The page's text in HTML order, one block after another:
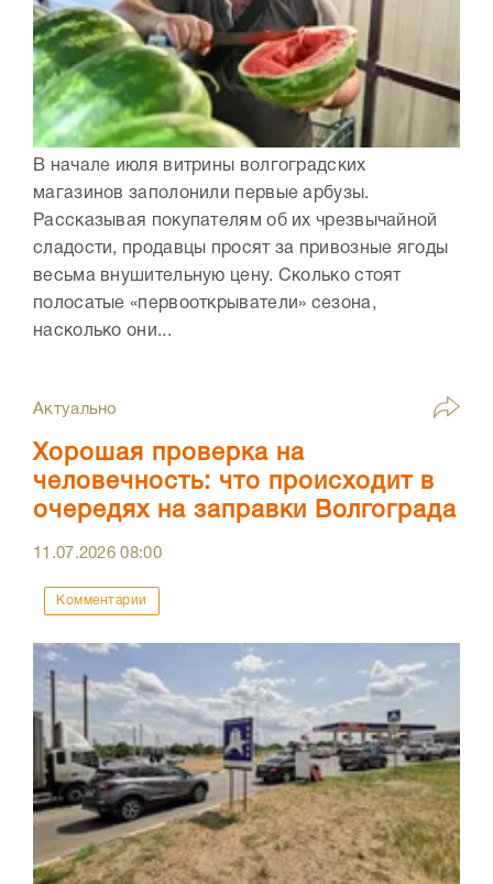
В начале июля витрины волгоградских
магазинов заполонили первые арбузы.
Рассказывая покупателям об их чрезвычайной
сладости, продавцы просят за привозные ягоды
весьма внушительную цену. Сколько стоят
полосатые «первооткрыватели» сезона,
насколько они...
Актуально
Хорошая проверка на
человечность: что происходит в
очередях на заправки Волгограда
11.07.202608:00
Комментарии